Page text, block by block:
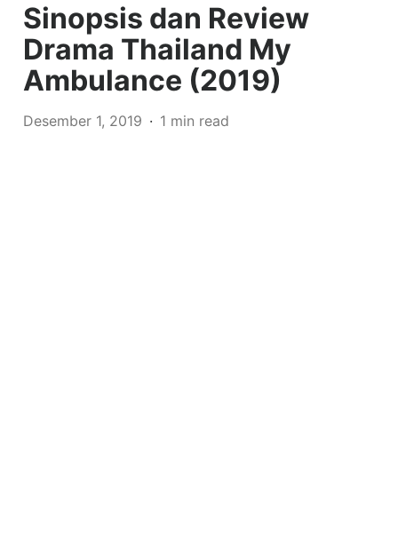
Sinopsis dan Review
Drama Thailand My
Ambulance (2019)
Desember 1, 2019 1 min read